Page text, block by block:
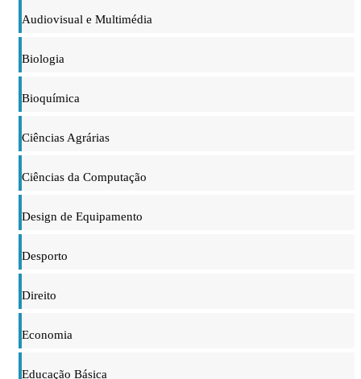
Audiovisual e Multimédia
Biologia
Bioquímica
Ciências Agrárias
Ciências da Computação
Design de Equipamento
Desporto
Direito
Economia
Educação Básica